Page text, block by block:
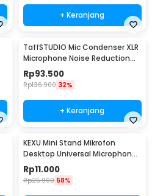
+ Keranjang
TaffSTUDIO Mic Condenser XLR
Microphone Noise Reduction
with Holder - BM-800
Rp93.500
Rp136.900 32%
+ Keranjang
KEXU Mini Stand Mikrofon
Desktop Universal Microphone
Holder - BC-08
Rp11.000
Rp25.900 58%